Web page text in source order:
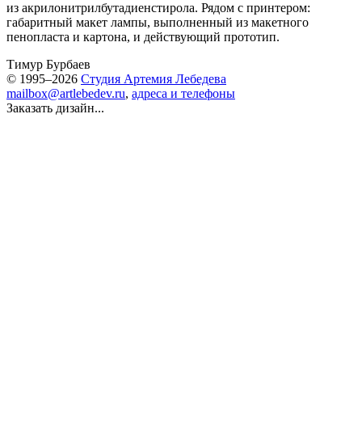
из акрилонитрилбутадиенстирола. Рядом с принтером:
габаритный макет лампы, выполненный из макетного
пенопласта и картона, и действующий прототип.
Тимур Бурбаев
© 1995–2026 Студия Артемия Лебедева
mailbox@artlebedev.ru, адреса и телефоны
Заказать дизайн...